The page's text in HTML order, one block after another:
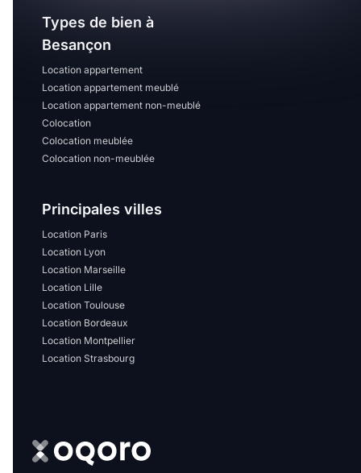
Types de bien à
Besançon
Location appartement
Location appartement meublé
Location appartement non-meublé
Colocation
Colocation meublée
Colocation non-meublée
Principales villes
Location Paris
Location Lyon
Location Marseille
Location Lille
Location Toulouse
Location Bordeaux
Location Montpellier
Location Strasbourg